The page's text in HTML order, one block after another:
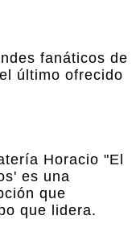
fanáticos de
último ofrecido
Horacio "El
es una
que
que lidera.